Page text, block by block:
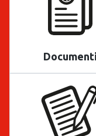
Documenti